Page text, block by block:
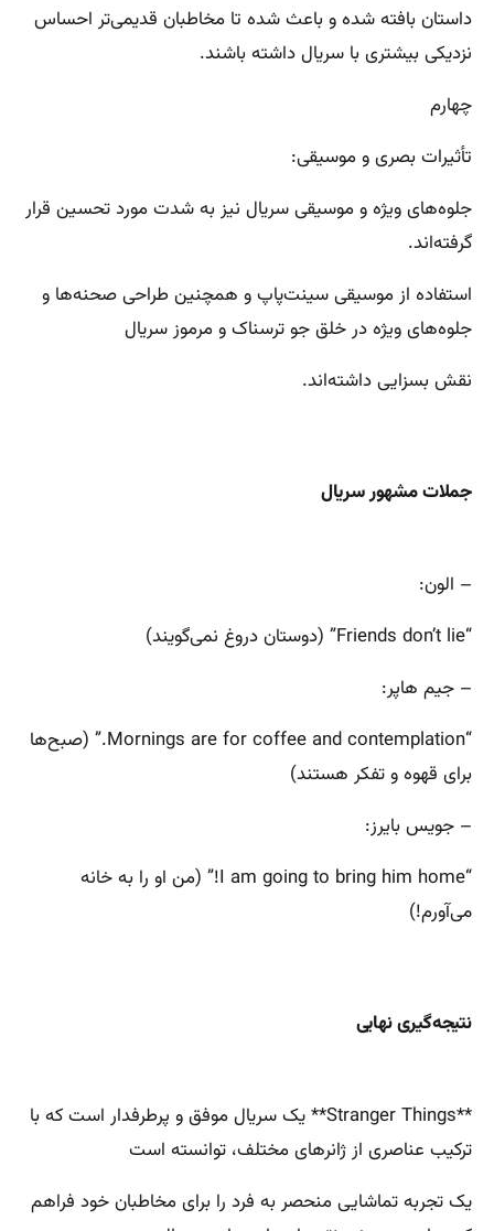
داستان بافته شده و باعث شده تا مخاطبان قدیمی‌تر احساس
نزدیکی بیشتری با سریال داشته باشند.
چهارم
تأثیرات بصری و موسیقی:
جلوه‌های ویژه و موسیقی سریال نیز به شدت مورد تحسین قرار
گرفته‌اند.
استفاده از موسیقی سینت‌پاپ و همچنین طراحی صحنه‌ها و
جلوه‌های ویژه در خلق جو ترسناک و مرموز سریال
نقش بسزایی داشته‌اند.
جملات مشهور سریال
– الون:
“Friends don’t lie” (دوستان دروغ نمی‌گویند)
– جیم هاپر:
“Mornings are for coffee and contemplation.” (صبح‌ها
برای قهوه و تفکر هستند)
– جویس بایرز:
“I am going to bring him home!” (من او را به خانه
می‌آورم!)
نتیجه‌گیری نهایی
**Stranger Things** یک سریال موفق و پرطرفدار است که با
ترکیب عناصری از ژانرهای مختلف، توانسته است
یک تجربه تماشایی منحصر به فرد را برای مخاطبان خود فراهم